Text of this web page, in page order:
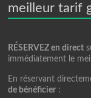
meilleur tarif
RÉSERVEZ en direct
immédiatement le
En réservant
de bénéficier :